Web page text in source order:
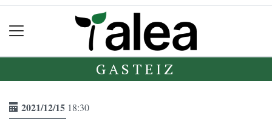
GASTEIZ
2021/12/15 18:30